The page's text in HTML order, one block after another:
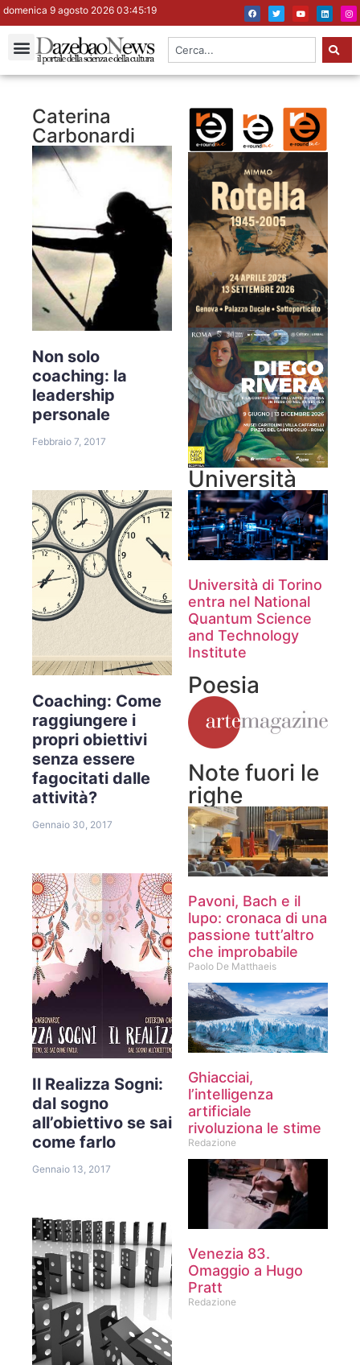
domenica 9 agosto 2026 03:45:19
Caterina
Carbonardi
Non solo
coaching: la
leadership
personale
Febbraio 7, 2017
Coaching: Come
raggiungere i
propri obiettivi
senza essere
fagocitati dalle
attività?
Gennaio 30, 2017
Il Realizza Sogni:
dal sogno
all’obiettivo se sai
come farlo
Gennaio 13, 2017
Università
Università di Torino
entra nel National
Quantum Science
and Technology
Institute
Poesia
Note fuori le
righe
Pavoni, Bach e il
lupo: cronaca di una
passione tutt’altro
che improbabile
Paolo De Matthaeis
Ghiacciai,
l’intelligenza
artificiale
rivoluziona le stime
Redazione
Venezia 83.
Omaggio a Hugo
Pratt
Redazione